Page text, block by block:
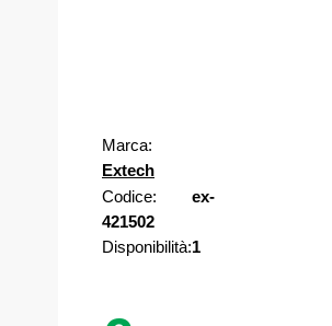
Marca:
Extech
Codice:
ex-
421502
Disponibilità:1